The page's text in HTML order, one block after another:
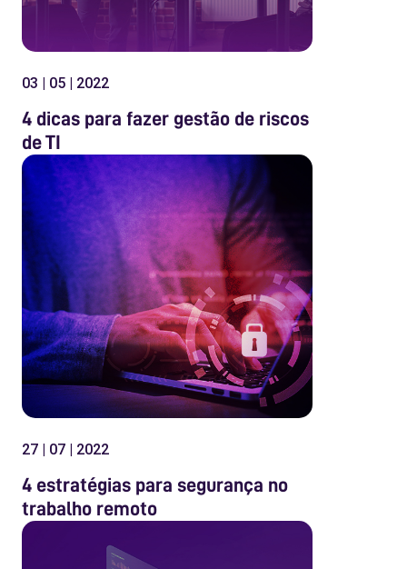
03 | 05 | 2022
4 dicas para fazer gestão de riscos
de TI
27 | 07 | 2022
4 estratégias para segurança no
trabalho remoto